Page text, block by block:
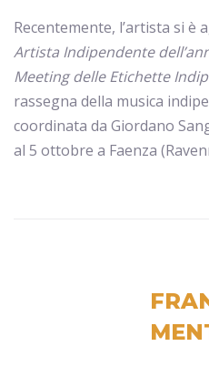
Recentemente, l’artista si è
Artista Indipendente
Meeting delle Etichette
rassegna della musica
coordinata da Giordano
al 5 ottobre a Faenza